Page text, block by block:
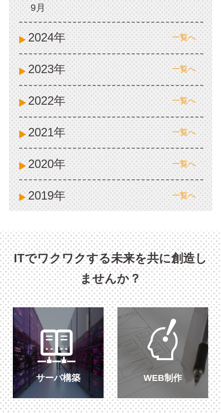
9月
2024年 一覧へ
2023年 一覧へ
2022年 一覧へ
2021年 一覧へ
2020年 一覧へ
2019年 一覧へ
ITでワクワクする未来を共に創造し
ませんか？
サーバ構築 WEB制作